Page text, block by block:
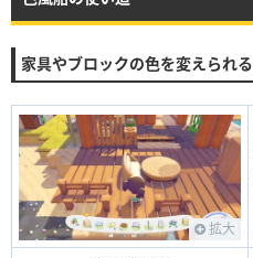
家具やブロックの色を変えられる
拡大